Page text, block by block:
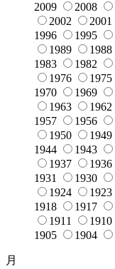
2009
2008
2002
2001
1996
1995
1989
1988
1983
1982
1976
1975
1970
1969
1963
1962
1957
1956
1950
1949
1944
1943
1937
1936
1931
1930
1924
1923
1918
1917
1911
1910
1905
1904
月